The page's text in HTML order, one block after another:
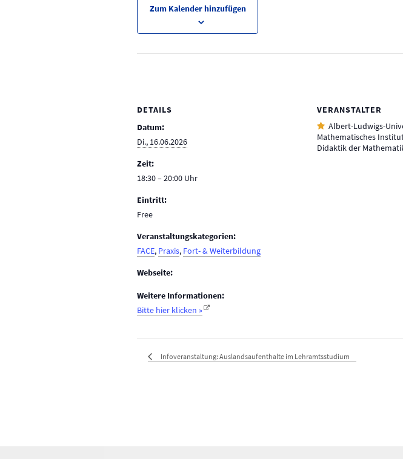
Zum Kalender hinzufügen
DETAILS
Datum:
Di., 16.06.2026
Zeit:
18:30 – 20:00
Eintritt:
Free
Veranstaltungskategorien:
FACE, Praxis, Fort- & Weiterbildung
Webseite:
Weitere Informationen:
Bitte hier klicken »
VERANSTALTER
Albert-Ludwigs-
Mathematisches
Didaktik der
Infoveranstaltung: Auslandsaufenthalte im Lehramtsstudium